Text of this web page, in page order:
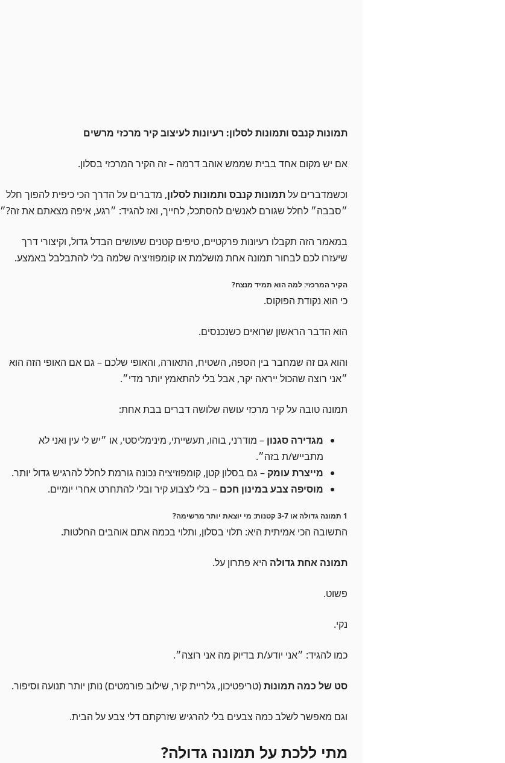
תמונות קנבס ותמונות לסלון: רעיונות לעיצוב קיר מרכזי מרשים
אם יש מקום אחד בבית שממש אוהב דרמה – זה הקיר המרכזי בסלון.
וכשמדברים עלתמונות קנבס ותמונות לסלון, מדברים על הדרך הכי כיפית להפוך חלל
״סבבה״ לחלל שגורם לאנשים להסתכל, לחייך, ואז להגיד: ״רגע, איפה מצאתם את זה?״
במאמר הזה תקבלו רעיונות פרקטיים, טיפים קטנים שעושים הבדל גדול, וקיצורי דרך
שיעזרו לכם לבחור תמונה אחת מושלמת או קומפוזיציה שלמה בלי להתבלבל באמצע.
הקיר המרכזי: למה הוא תמיד מנצח?
כי הוא נקודת הפוקוס.
הוא הדבר הראשון שרואים כשנכנסים.
והוא גם זה שמחבר בין הספה, השטיח, התאורה, והאופי שלכם – גם אם האופי הזה הוא
״אני רוצה שהכול ייראה יקר, אבל בלי להתאמץ יותר מדי״.
תמונה טובה על קיר מרכזי עושה שלושה דברים בבת אחת:
מגדירה סגנון – מודרני, בוהו, תעשייתי, מינימליסטי, או ״יש לי עין ואני לא
מתבייש/ת בזה״.
מייצרת עומק – גם בסלון קטן, קומפוזיציה נכונה גורמת לחלל להרגיש גדול יותר.
מוסיפה צבע במינון חכם – בלי לצבוע קיר ובלי להתחרט אחרי יומיים.
1 תמונה גדולה או 3-7 קטנות: מי יוצאת יותר מרשימה?
התשובה הכי אמיתית היא: תלוי בסלון, ותלוי בכמה אתם אוהבים החלטות.
תמונה אחת גדולה היא פתרון על.
פשוט.
נקי.
כמו להגיד: ״אני יודע/ת בדיוק מה אני רוצה״.
סט של כמה תמונות(טריפטיכון, גלריית קיר, שילוב פורמטים) נותן יותר תנועה וסיפור.
וגם מאפשר לשלב כמה צבעים בלי להרגיש שזרקתם דלי צבע על הבית.
מתי ללכת על תמונה גדולה?